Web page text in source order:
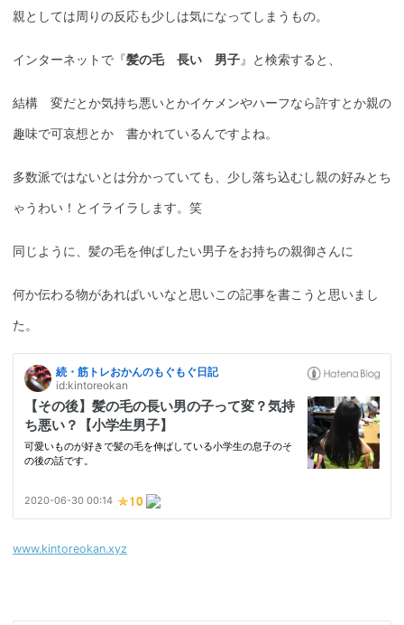
親としては周りの反応も少しは気になってしまうもの。
インターネットで『髪の毛 長い 男子』と検索すると、
結構 変だとか気持ち悪いとかイケメンやハーフなら許すとか親の
趣味で可哀想とか 書かれているんですよね。
多数派ではないとは分かっていても、少し落ち込むし親の好みとち
ゃうわい！とイライラします。笑
同じように、髪の毛を伸ばしたい男子をお持ちの親御さんに
何か伝わる物があればいいなと思いこの記事を書こうと思いまし
た。
www.kintoreokan.xyz